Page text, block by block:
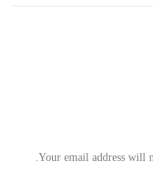
Your email address will